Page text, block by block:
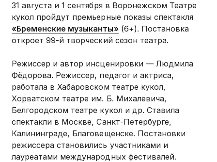
31 августа и 1 сентября в Воронежском Театре
кукол пройдут премьерные показы спектакля
«Бременские музыканты»(6+). Постановка
откроет 99-й творческий сезон театра.
Режиссер и автор инсценировки — Людмила
Фёдорова. Режиссер, педагог и актриса,
работала в Хабаровском театре кукол,
Хорватском театре им. Б. Михалевича,
Белгородском театре кукол и др. Ставила
спектакли в Москве, Санкт-Петербурге,
Калининграде, Благовещенске. Постановки
режиссера становились участниками и
лауреатами международных фестивалей.